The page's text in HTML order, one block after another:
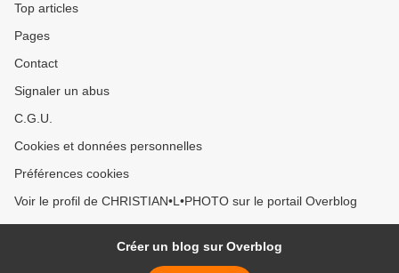
Top articles
Pages
Contact
Signaler un abus
C.G.U.
Cookies et données personnelles
Préférences cookies
Voir le profil de CHRISTIAN•L•PHOTO sur le portail Overblog
Créer un blog sur Overblog